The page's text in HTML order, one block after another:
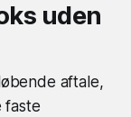
uden
aftale,
faste